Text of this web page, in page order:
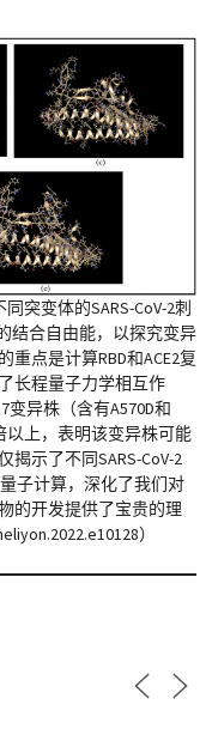
突变体的SARS-CoV-2刺
结合自由能，以探究变异
点是计算RBD和ACE2复
长程量子力学相互作
异株（含有A570D和
以上，表明该变异株可能
示了不同SARS-CoV-2
子计算，深化了我们对
的开发提供了宝贵的理
）